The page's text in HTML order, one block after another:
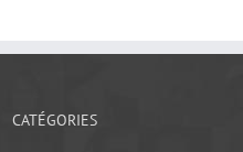
CATÉGORIES